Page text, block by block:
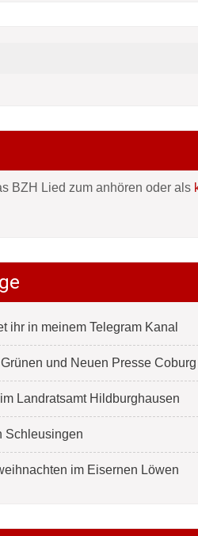
BZH Lied zum anhören oder als
ihr in meinem Telegram Kanal
und Neuen Presse
Landratsamt Hildburghausen
Schleusingen
im Eisernen Löwen